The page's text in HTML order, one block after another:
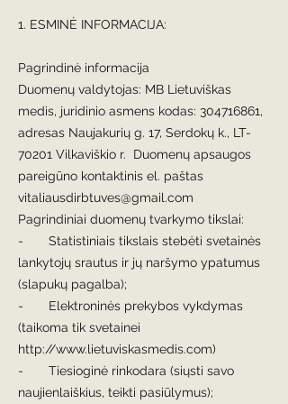
1. ESMINĖ INFORMACIJA:​
Pagrindinė informacija
Duomenų valdytojas: MB Lietuviškas
medis, juridinio asmens kodas: 304716861,
adresas Naujakurių g. 17, Serdokų k., LT-
70201 Vilkaviškio r. Duomenų apsaugos
pareigūno kontaktinis el. paštas
vitaliausdirbtuves@gmail.com
Pagrindiniai duomenų tvarkymo tikslai:
- Statistiniais tikslais stebėti svetainės
lankytojų srautus ir jų naršymo ypatumus
(slapukų pagalba);
- Elektroninės prekybos vykdymas
(taikoma tik svetainei
http://www.lietuviskasmedis.com)
- Tiesioginė rinkodara (siųsti savo
naujienlaiškius, teikti pasiūlymus);